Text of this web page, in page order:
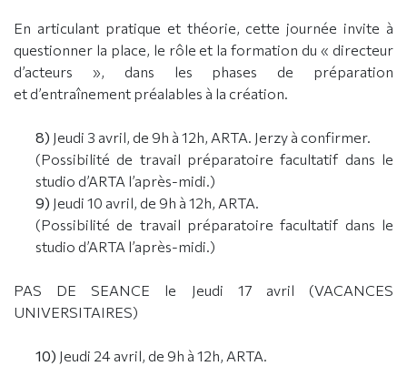
En articulant pratique et théorie, cette journée invite à
questionner la place, le rôle et la formation du « directeur
d’acteurs », dans les phases de préparation
et d’entraînement préalables à la création.
8) Jeudi 3 avril, de 9h à 12h, ARTA. Jerzy à confirmer.
(Possibilité de travail préparatoire facultatif dans le
studio d’ARTA l’après-midi.)
9) Jeudi 10 avril, de 9h à 12h, ARTA.
(Possibilité de travail préparatoire facultatif dans le
studio d’ARTA l’après-midi.)
PAS DE SEANCE le Jeudi 17 avril (VACANCES
UNIVERSITAIRES)
10) Jeudi 24 avril, de 9h à 12h, ARTA.